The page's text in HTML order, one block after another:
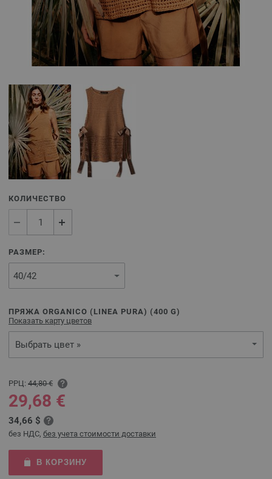
КОЛИЧЕСТВО
РАЗМЕР:
ПРЯЖА ORGANICO (LINEA PURA) (400 G)
Показать карту цветов
Выбрать цвет »
РРЦ: 44,80 €
29,68 €
34,66 $
без НДС, без учета стоимости доставки
В КОРЗИНУ